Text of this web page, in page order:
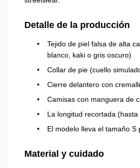
Detalle de la producción
Tejido de piel falsa de alta
blanco, kaki o gris oscuro)
Collar de pie (cuello
Cierre delantero con
Camisas con manguera de
La longitud recortada (hasta
El modelo lleva el tamaño S
Material y cuidado